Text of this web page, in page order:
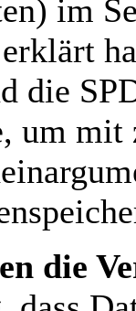
im
die
um mit
die